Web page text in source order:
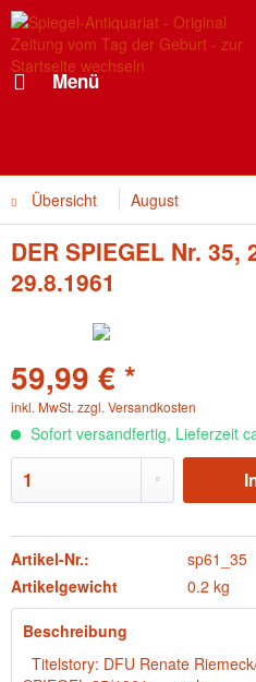
Menü
Übersicht August
DER SPIEGEL Nr. 35,
29.8.1961
59,99 € *
inkl. MwSt. zzgl. Versandkosten
Sofort versandfertig, Lieferzeit
Artikel-Nr.:
sp61_35
Artikelgewicht
0.2 kg
Beschreibung
Titelstory: DFU Renate